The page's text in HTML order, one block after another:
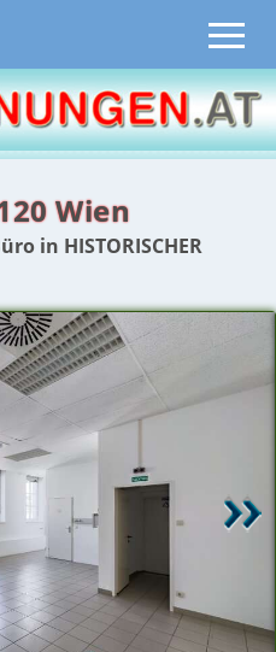
Wien
in HISTORISCHER